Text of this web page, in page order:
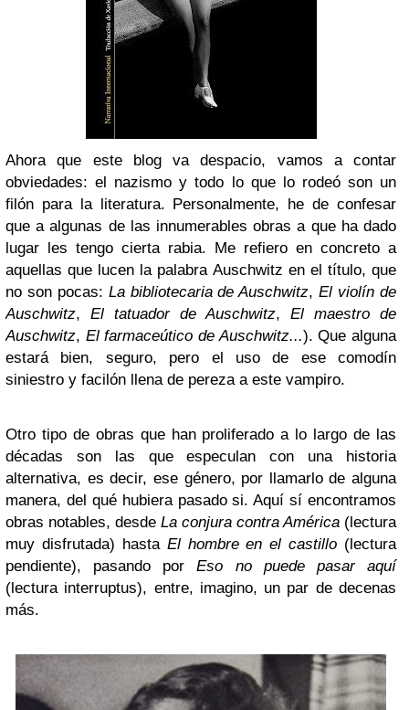
Ahora que este blog va despacio, vamos a contar
obviedades: el nazismo y todo lo que lo rodeó son un
filón para la literatura. Personalmente, he de confesar
que a algunas de las innumerables obras a que ha dado
lugar les tengo cierta rabia. Me refiero en concreto a
aquellas que lucen la palabra Auschwitz en el título, que
no son pocas: La bibliotecaria de Auschwitz,El violín de
Auschwitz, El tatuador de Auschwitz, El maestro de
Auschwitz, El farmaceútico de Auschwitz...). Que alguna
estará bien, seguro, pero el uso de ese comodín
siniestro y facilón llena de pereza a este vampiro.
Otro tipo de obras que han proliferado a lo largo de las
décadas son las que especulan con una historia
alternativa, es decir, ese género, por llamarlo de alguna
manera, del qué hubiera pasado si. Aquí sí encontramos
obras notables, desde La conjura contra América (lectura
muy disfrutada) hasta El hombre en el castillo (lectura
pendiente), pasando porEso no puede pasar aquí
(lectura interruptus), entre, imagino, un par de decenas
más.